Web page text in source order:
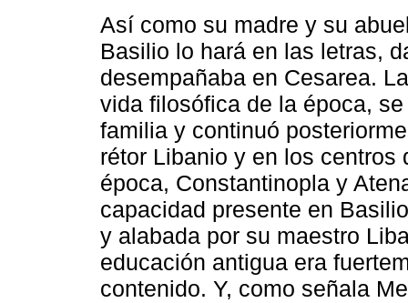
Así como su madre y su
Basilio lo hará en las letras,
desempañaba en Cesarea.
vida filosófica de la época,
familia y continuó
rétor Libanio y en los
época, Constantinopla y
capacidad presente en
y alabada por su maestro
educación antigua era
contenido. Y, como señala